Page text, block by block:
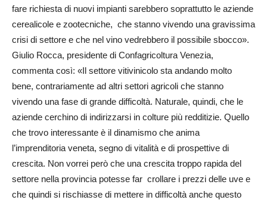
fare richiesta di nuovi impianti sa­rebbero soprattutto le a­zien­de
ce­realicole e zootecniche, che stanno vi­ven­­do una gra­vissima
crisi di settore e che nel vino vedrebbero il possibile sboc­co».
Giulio Rocca, presidente di Con­fagricoltura Venezia,
commenta così: «Il settore vitivinicolo sta andando molto
bene, contrariamente ad altri settori agricoli che stanno
vivendo una fase di grande difficoltà. Naturale, quindi, che le
aziende cerchino di indirizzarsi in colture più redditizie. Quello
che trovo interessante è il dinamismo che anima
l’imprenditoria veneta, segno di vitalità e di prospettive di
crescita. Non vorrei però che una crescita troppo rapida del
settore nella provincia potesse far crollare i prezzi delle uve e
che quindi si rischiasse di mettere in difficoltà anche questo